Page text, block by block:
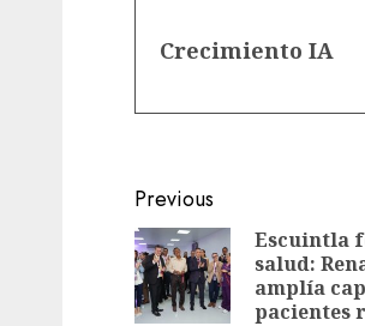
Crecimiento IA
Post
navigation
Previous
Escuintla
salud:
amplía
pacientes